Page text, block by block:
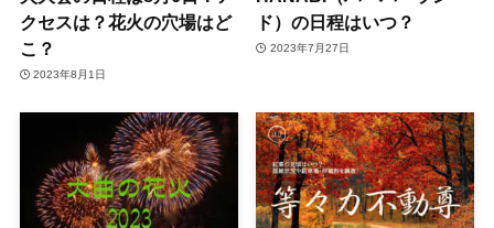
クセスは？花火の穴場はど
こ？
2023年8月1日
ド）の日程はいつ？
2023年7月27日